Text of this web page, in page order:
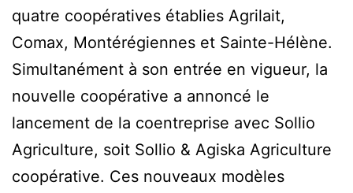
quatre coopératives établies Agrilait,
Comax, Montérégiennes et Sainte-Hélène.
Simultanément à son entrée en vigueur, la
nouvelle coopérative a annoncé le
lancement de la coentreprise avec Sollio
Agriculture, soit Sollio & Agiska Agriculture
coopérative. Ces nouveaux modèles